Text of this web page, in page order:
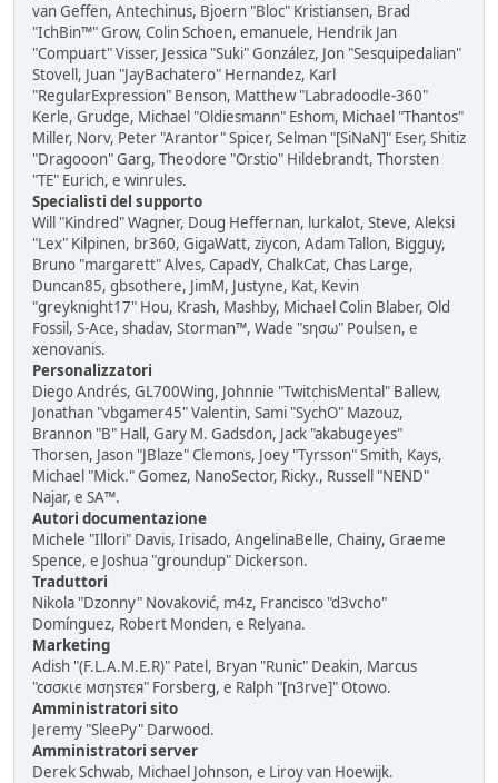
van Geffen, Antechinus, Bjoern "Bloc" Kristiansen, Brad
"IchBin™" Grow, Colin Schoen, emanuele, Hendrik Jan
"Compuart" Visser, Jessica "Suki" González, Jon "Sesquipedalian"
Stovell, Juan "JayBachatero" Hernandez, Karl
"RegularExpression" Benson, Matthew "Labradoodle-360"
Kerle, Grudge, Michael "Oldiesmann" Eshom, Michael "Thantos"
Miller, Norv, Peter "Arantor" Spicer, Selman "[SiNaN]" Eser, Shitiz
"Dragooon" Garg, Theodore "Orstio" Hildebrandt, Thorsten
"TE" Eurich, e winrules.
Specialisti del supporto
Will "Kindred" Wagner, Doug Heffernan, lurkalot, Steve, Aleksi
"Lex" Kilpinen, br360, GigaWatt, ziycon, Adam Tallon, Bigguy,
Bruno "margarett" Alves, CapadY, ChalkCat, Chas Large,
Duncan85, gbsothere, JimM, Justyne, Kat, Kevin
"greyknight17" Hou, Krash, Mashby, Michael Colin Blaber, Old
Fossil, S-Ace, shadav, Storman™, Wade "sησω" Poulsen, e
xenovanis.
Personalizzatori
Diego Andrés, GL700Wing, Johnnie "TwitchisMental" Ballew,
Jonathan "vbgamer45" Valentin, Sami "SychO" Mazouz,
Brannon "B" Hall, Gary M. Gadsdon, Jack "akabugeyes"
Thorsen, Jason "JBlaze" Clemons, Joey "Tyrsson" Smith, Kays,
Michael "Mick." Gomez, NanoSector, Ricky., Russell "NEND"
Najar, e SA™.
Autori documentazione
Michele "Illori" Davis, Irisado, AngelinaBelle, Chainy, Graeme
Spence, e Joshua "groundup" Dickerson.
Traduttori
Nikola "Dzonny" Novaković, m4z, Francisco "d3vcho"
Domínguez, Robert Monden, e Relyana.
Marketing
Adish "(F.L.A.M.E.R)" Patel, Bryan "Runic" Deakin, Marcus
"cσσкιє мσηѕтєя" Forsberg, e Ralph "[n3rve]" Otowo.
Amministratori sito
Jeremy "SleePy" Darwood.
Amministratori server
Derek Schwab, Michael Johnson, e Liroy van Hoewijk.